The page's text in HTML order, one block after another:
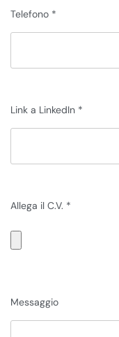
Telefono
Link a LinkedIn
Allega il C.V.
Messaggio